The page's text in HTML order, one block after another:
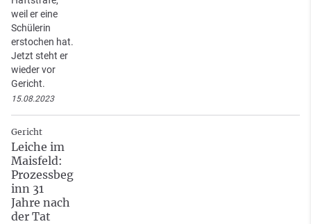
weil er eine
Schülerin
erstochen hat.
Jetzt steht er
wieder vor
Gericht.
15.08.2023
Gericht
Leiche im
Maisfeld:
Prozessbeg
inn 31
Jahre nach
der Tat